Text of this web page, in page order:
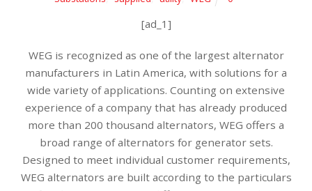
[ad_1]
WEG is recognized as one of the largest alternator
manufacturers in Latin America, with solutions for a
wide variety of applications. Counting on extensive
experience of a company that has already produced
more than 200 thousand alternators, WEG offers a
broad range of alternators for generator sets.
Designed to meet individual customer requirements,
WEG alternators are built according to the particulars